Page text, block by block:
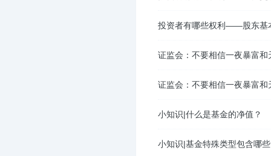
投资者有哪些权利——股东基
证监会：不要相信一夜暴富和
证监会：不要相信一夜暴富和
小知识|什么是基金的净值？
小知识|基金特殊类型包含哪